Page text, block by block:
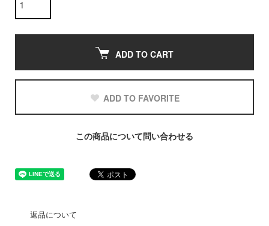
ADD TO CART
ADD TO FAVORITE
この商品について問い合わせる
返品について